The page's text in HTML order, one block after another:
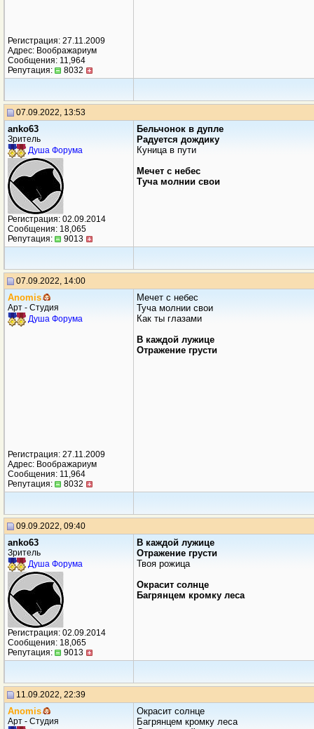
Регистрация: 27.11.2009
Адрес: Воображариум
Сообщения: 11,964
Репутация:
8032
07.09.2022, 13:53
anko63
Зритель
Душа Форума
Регистрация: 02.09.2014
Сообщения: 18,065
Репутация:
9013
Бельчонок в дупле
Радуется дождику
Куница в пути
Мечет с небес
Туча молнии свои
07.09.2022, 14:00
Anomis
Арт - Студия
Душа Форума
Регистрация: 27.11.2009
Адрес: Воображариум
Сообщения: 11,964
Репутация:
8032
Мечет с небес
Туча молнии свои
Как ты глазами
В каждой лужице
Отражение грусти
09.09.2022, 09:40
anko63
Зритель
Душа Форума
Регистрация: 02.09.2014
Сообщения: 18,065
Репутация:
9013
В каждой лужице
Отражение грусти
Твоя рожица
Окрасит солнце
Багрянцем кромку леса
11.09.2022, 22:39
Anomis
Арт - Студия
Окрасит солнце
Багрянцем кромку леса